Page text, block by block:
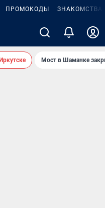
ПРОМОКОДЫ ЗНАКОМСТВА
Мост в Шаманке